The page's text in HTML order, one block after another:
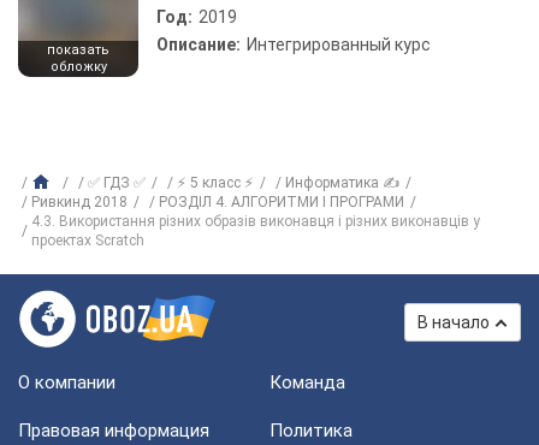
показать
обложку
Год: 2019
Описание: Интегрированный курс
✅ ГДЗ ✅ ⚡ 5 класс ⚡
Информатика ✍
Ривкинд 2018
РОЗДІЛ 4. АЛГОРИТМИ І ПРОГРАМИ
4.3. Використання різних образів виконавця і різних виконавців у
проектах Scratch
В начало
О компании Команда
Правовая информация
Политика